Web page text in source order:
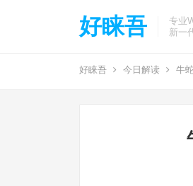
好睐吾
专业
新一
好睐吾 今日解读 牛